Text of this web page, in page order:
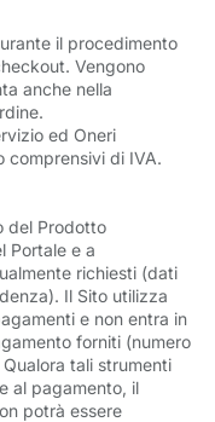
il procedimento
Vengono
anche nella
ed Oneri
comprensivi di IVA.
del Prodotto
Portale e a
richiesti (dati
Il Sito utilizza
e non entra in
forniti (numero
tali strumenti
al pagamento, il
potrà essere